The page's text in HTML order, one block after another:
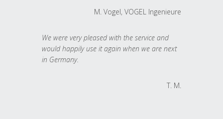
M. Vogel, VOGEL Ingenieure
We were very pleased with the service and
would happily use it again when we are next
in Germany.
T. M.